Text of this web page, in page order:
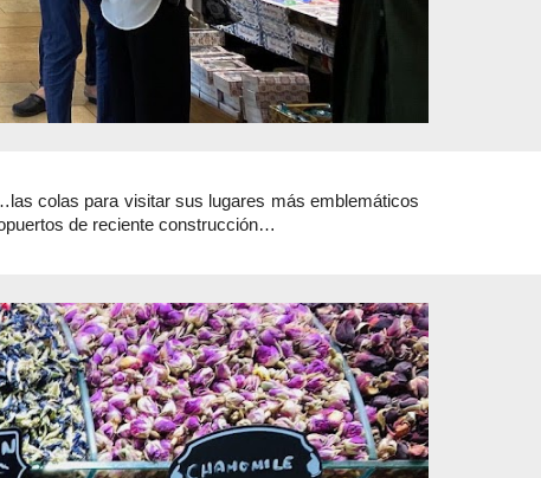
colas para visitar sus lugares más emblemáticos
de reciente construcción…